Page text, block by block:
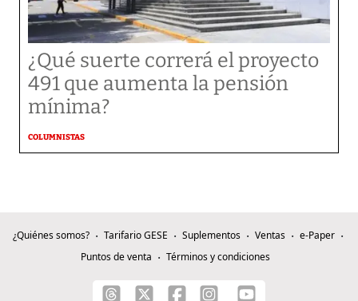
¿Qué suerte correrá el proyecto
491 que aumenta la pensión
mínima?
COLUMNISTAS
¿Quiénes somos? Tarifario GESE Suplementos Ventas
e-Paper
Puntos de venta
Términos y condiciones